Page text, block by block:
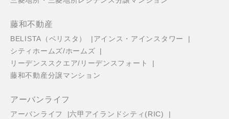
藤和不動産
BELISTA（ベリスタ）
アインス・アインスタワー
シティホームズ/ホームズ
リーデンススクエア/リーデンスフォート
藤和不動産分譲マンション
アーバンライフ
アーバンライフ
六甲アイランドシティ(RIC)